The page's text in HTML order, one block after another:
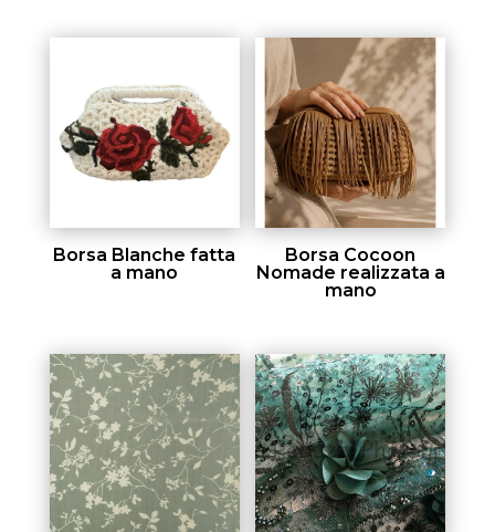
Borsa Blanche fatta
a mano
Borsa Cocoon
Nomade realizzata a
mano